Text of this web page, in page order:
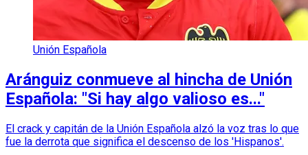
Unión Española
Aránguiz conmueve al hincha de Unión
Española: "Si hay algo valioso es..."
El crack y capitán de la Unión Española alzó la voz tras lo que
fue la derrota que significa el descenso de los 'Hispanos'.